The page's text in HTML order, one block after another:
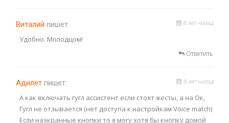
Виталий пишет: 8 лет назад
Удобно. Молодцом!
Ответить
Адилет пишет: 8 лет назад
А как включать гугл ассистент если стоят жесты, а на Ок,
Гугл не отзывается (нет доступа к настройкам Voice match)
Если наэкранные кнопки то я могу хотя бы кнопку домой